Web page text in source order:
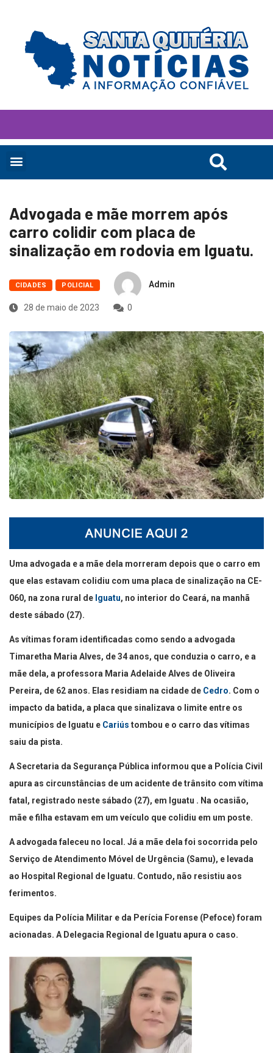
Advogada e mãe morrem após
carro colidir com placa de
sinalização em rodovia em Iguatu.
CIDADES POLICIAL Admin
28 de maio de 2023 0
Uma advogada e a mãe dela morreram depois que o carro em
que elas estavam colidiu com uma placa de sinalização na CE-
060, na zona rural de Iguatu, no interior do Ceará, na manhã
deste sábado (27).
As vítimas foram identificadas como sendo a advogada
Timaretha Maria Alves, de 34 anos, que conduzia o carro, e a
mãe dela, a professora Maria Adelaide Alves de Oliveira
Pereira, de 62 anos. Elas residiam na cidade de Cedro. Com o
impacto da batida, a placa que sinalizava o limite entre os
municípios de Iguatu e Cariús tombou e o carro das vítimas
saiu da pista.
A Secretaria da Segurança Pública informou que a Polícia Civil
apura as circunstâncias de um acidente de trânsito com vítima
fatal, registrado neste sábado (27), em Iguatu . Na ocasião,
mãe e filha estavam em um veículo que colidiu em um poste.
A advogada faleceu no local. Já a mãe dela foi socorrida pelo
Serviço de Atendimento Móvel de Urgência (Samu), e levada
ao Hospital Regional de Iguatu. Contudo, não resistiu aos
ferimentos.
Equipes da Polícia Militar e da Perícia Forense (Pefoce) foram
acionadas. A Delegacia Regional de Iguatu apura o caso.